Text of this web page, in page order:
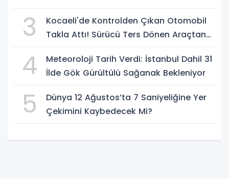
3
Kocaeli'de Kontrolden Çıkan Otomobil
Takla Attı! Sürücü Ters Dönen Araçtan
4
Meteoroloji Tarih Verdi: İstanbul Dahil 31
İlde Gök Gürültülü Sağanak Bekleniyor
5
Dünya 12 Ağustos’ta 7 Saniyeliğine Yer
Çekimini Kaybedecek Mi?